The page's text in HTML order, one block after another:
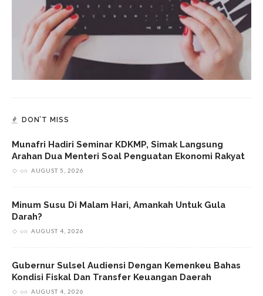
DON’T MISS
Munafri Hadiri Seminar KDKMP, Simak Langsung
Arahan Dua Menteri Soal Penguatan Ekonomi Rakyat
on AUGUST 5, 2026
Minum Susu Di Malam Hari, Amankah Untuk Gula
Darah?
on AUGUST 4, 2026
Gubernur Sulsel Audiensi Dengan Kemenkeu Bahas
Kondisi Fiskal Dan Transfer Keuangan Daerah
on AUGUST 4, 2026